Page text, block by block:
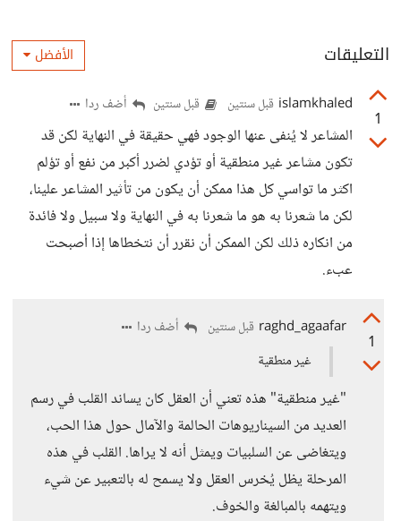
التعليقات الأفضل
1
islamkhaled قبل سنتين قبل سنتين أضف ردا
المشاعر لا يُنفى عنها الوجود فهي حقيقة في النهاية لكن قد
تكون مشاعر غير منطقية أو تؤدي لضرر أكبر من نفع أو تؤلم
اكثر ما تواسي كل هذا ممكن أن يكون من تأثير المشاعر علينا،
لكن ما شعرنا به هو ما شعرنا به في النهاية ولا سبيل ولا فائدة
من انكاره ذلك لكن الممكن أن نقرر أن نتخطاها إذا أصبحت
عبء.
1
raghd_agaafar قبل سنتين
أضف ردا
غير منطقية
"غير منطقية" هذه تعني أن العقل كان يساند القلب في رسم
العديد من السيناريوهات الحالمة والآمال حول هذا الحب،
ويتغاضى عن السلبيات ويمثل أنه لا يراها. القلب في هذه
المرحلة يظل يُخرس العقل ولا يسمح له بالتعبير عن شيء
ويتهمه بالمبالغة والخوف.